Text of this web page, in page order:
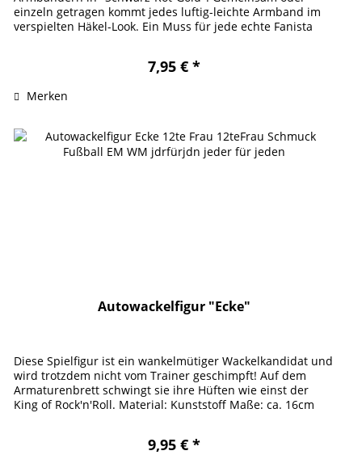
einzeln getragen kommt jedes luftig-leichte Armband im
verspielten Häkel-Look. Ein Muss für jede echte Fanista
7,95 € *
Merken
Autowackelfigur "Ecke"
Diese Spielfigur ist ein wankelmütiger Wackelkandidat und
wird trotzdem nicht vom Trainer geschimpft! Auf dem
Armaturenbrett schwingt sie ihre Hüften wie einst der
King of Rock'n'Roll. Material: Kunststoff Maße: ca. 16cm
9,95 € *